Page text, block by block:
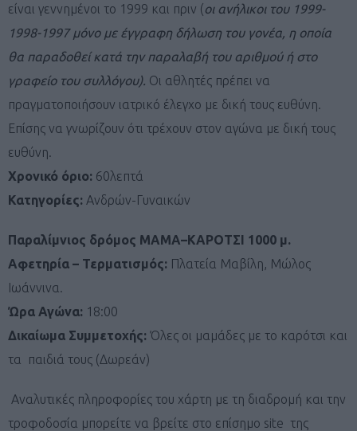
είναι γεννημένοι το 1999 και πριν (οι ανήλικοι του 1999-
1998-1997 μόνο με έγγραφη δήλωση του γονέα, η οποία
θα παραδοθεί κατά την παραλαβή του αριθμού ή στο
γραφείο του συλλόγου). Οι αθλητές πρέπει να
πραγματοποιήσουν ιατρικό έλεγχο με δική τους ευθύνη.
Επίσης να γνωρίζουν ότι τρέχουν στον αγώνα με δική τους
ευθύνη.
Χρονικό όριο: 60λεπτά
Κατηγορίες: Ανδρών-Γυναικών
Παραλίμνιος δρόμος ΜΑΜΑ–ΚΑΡΟΤΣΙ 1000 μ.
Αφετηρία – Τερματισμός: Πλατεία Μαβίλη, Μώλος
Ιωάννινα.
Ώρα Αγώνα: 18:00
Δικαίωμα Συμμετοχής: Όλες οι μαμάδες με το καρότσι και
τα παιδιά τους (Δωρεάν)
Αναλυτικές πληροφορίες του χάρτη με τη διαδρομή και την
τροφοδοσία μπορείτε να βρείτε στο επίσημο site της